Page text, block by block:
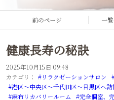
前のページ 一
健康長寿の秘訣
2025年10月15日 09:48
カテゴリ： #リラクゼーションサロン
#港区～中央区～千代田区～目黒区へ
#麻布リカバリールーム
#完全個室、